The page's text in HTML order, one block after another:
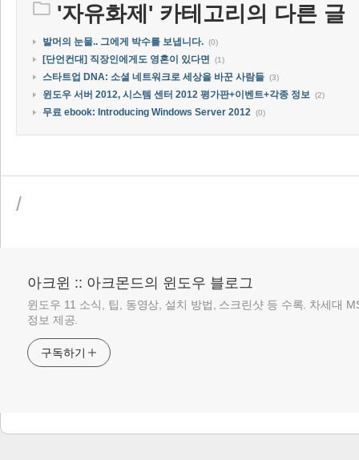
'자유화제 ' 카테고리의 다른 글
발머의 눈물.. 그에게 박수를 보냅니다. (0)
[단언컨대] 직장인에게도 영혼이 있다면 (1)
스타트업 DNA: 소셜 네트워크로 세상을 바꾼 사람들 (3)
윈도우 서버 2012, 시스템 센터 2012 평가판+이벤트+각종 정보 (2)
무료 ebook: Introducing Windows Server 2012 (0)
/
아크윈 :: 아크몬드의 윈도우 블로그
윈도우 11 소식, 팁, 동영상, 설치 방법, 스크린샷 등 수록. 차세대
정보 제공.
구독하기